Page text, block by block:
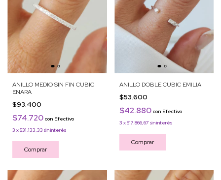
ANILLO MEDIO SIN FIN CUBIC
ENARA
$93.400
$74.720 con Efectivo
3 x$31.133,33 sin interés
Comprar
ANILLO DOBLE CUBIC EMILIA
$53.600
$42.880 con Efectivo
3 x$17.866,67 sin interés
Comprar